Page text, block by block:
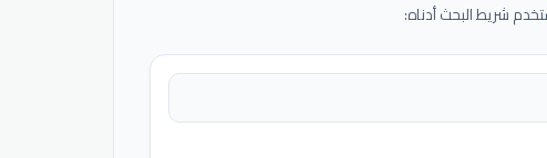
شريط البحث أدناه: